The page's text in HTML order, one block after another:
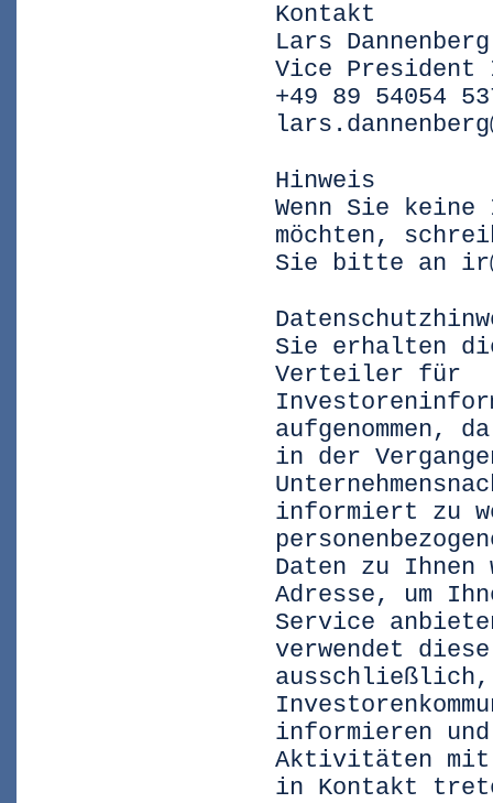
Kontakt
Lars Dannenberg
Vice President
+49 89 54054
Hinweis
Wenn Sie
möchten,
Sie bitte an
Sie erhalten
Verteiler für
aufgenommen,
in der
informiert zu
Daten zu Ihnen
Adresse, um
Service
verwendet
informieren
Aktivitäten mit
in Kontakt